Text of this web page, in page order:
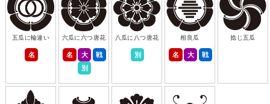
五瓜に輪違い
名
六瓜に六つ唐花
名 大
戦
別
八瓜に八つ唐花
別
相良瓜
名 大 戦
捻じ五瓜